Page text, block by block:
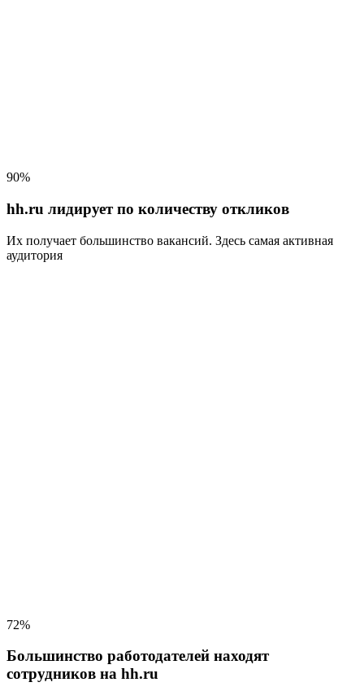
90%
hh.ru лидирует по количеству откликов
Их получает большинство вакансий. Здесь самая активная
аудитория
72%
Большинство работодателей находят
сотрудников на hh.ru